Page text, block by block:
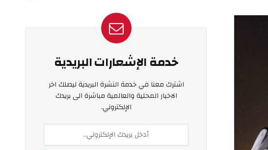
خدمة الإشعارات البريدية
اشترك معنا في خدمة النشرة البريدية ليصلك اخر
الاخبار المحلية والعالمية مباشرة الى بريدك
الإلكتروني.